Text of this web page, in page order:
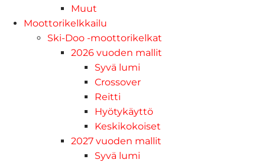
Muut
Moottorikelkkailu
Ski-Doo -moottorikelkat
2026 vuoden mallit
Syvä lumi
Crossover
Reitti
Hyötykäyttö
Keskikokoiset
2027 vuoden mallit
Syvä lumi